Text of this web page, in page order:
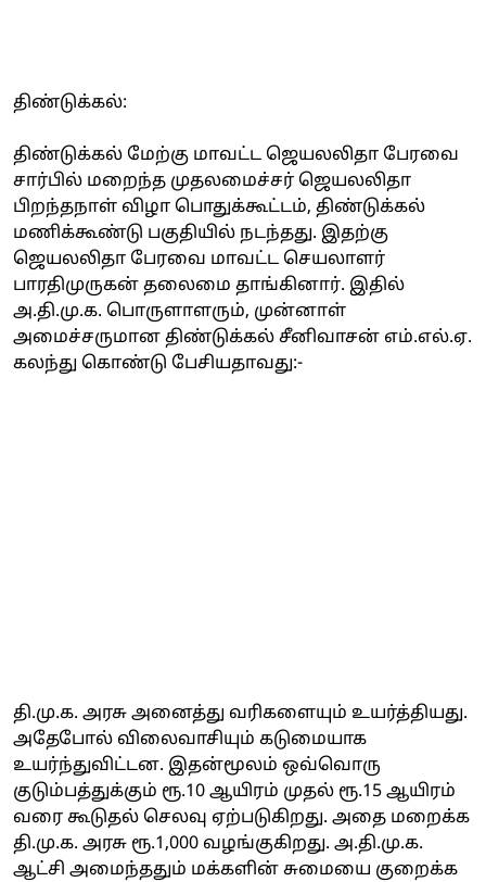
திண்டுக்கல்:
திண்டுக்கல் மேற்கு மாவட்ட ஜெயலலிதா பேரவை
சார்பில் மறைந்த முதலமைச்சர் ஜெயலலிதா
பிறந்தநாள் விழா பொதுக்கூட்டம், திண்டுக்கல்
மணிக்கூண்டு பகுதியில் நடந்தது. இதற்கு
ஜெயலலிதா பேரவை மாவட்ட செயலாளர்
பாரதிமுருகன் தலைமை தாங்கினார். இதில்
அ.தி.மு.க. பொருளாளரும், முன்னாள்
அமைச்சருமான திண்டுக்கல் சீனிவாசன் எம்.எல்.ஏ.
கலந்து கொண்டு பேசியதாவது:-
தி.மு.க. அரசு அனைத்து வரிகளையும் உயர்த்தியது.
அதேபோல் விலைவாசியும் கடுமையாக
உயர்ந்துவிட்டன. இதன்மூலம் ஒவ்வொரு
குடும்பத்துக்கும் ரூ.10 ஆயிரம் முதல் ரூ.15 ஆயிரம்
வரை கூடுதல் செலவு ஏற்படுகிறது. அதை மறைக்க
தி.மு.க. அரசு ரூ.1,000 வழங்குகிறது. அ.தி.மு.க.
ஆட்சி அமைந்ததும் மக்களின் சுமையை குறைக்க